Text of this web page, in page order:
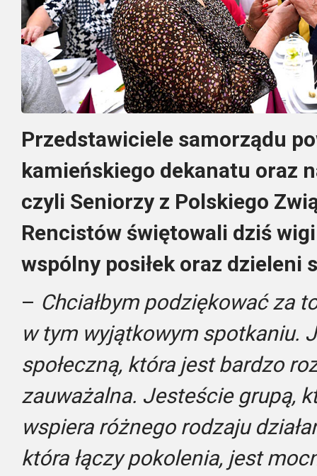
Przedstawiciele samorządu
kamieńskiego dekanatu oraz
czyli Seniorzy z Polskiego
Rencistów świętowali dziś
wspólny posiłek oraz dzieleni
– Chciałbym podziękować za
w tym wyjątkowym spotkaniu.
społeczną, która jest bardzo
zauważalna. Jesteście grupą,
wspiera różnego rodzaju
która łączy pokolenia, jest